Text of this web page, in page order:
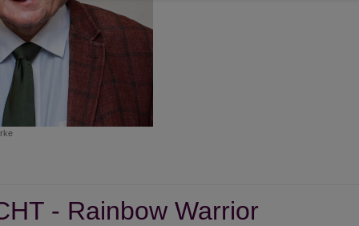
- Rainbow Warrior